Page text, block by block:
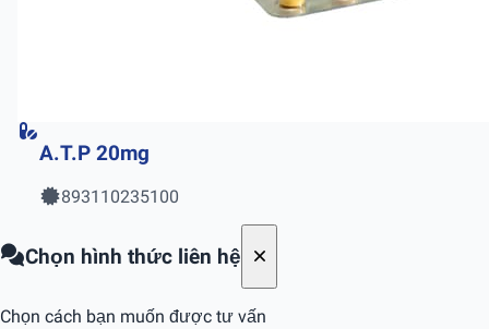
A.T.P 20mg
893110235100
Chọn hình thức liên hệ
Chọn cách bạn muốn được tư vấn